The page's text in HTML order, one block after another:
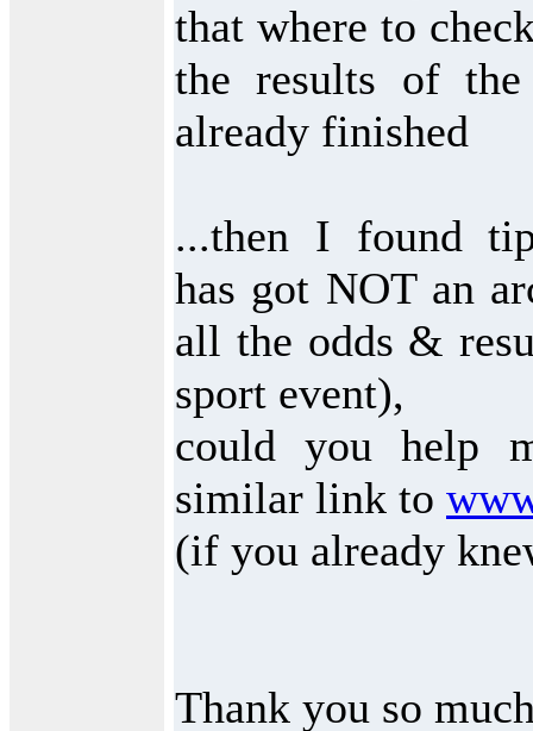
that where to
the results of the
already finished
...then I found
has got NOT an
all the odds &
sport event),
could you help
similar link to
(if you already
Thank you so